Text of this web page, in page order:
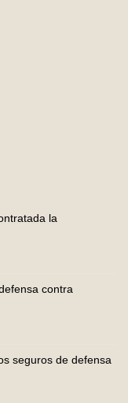
la
contra
seguros de defensa